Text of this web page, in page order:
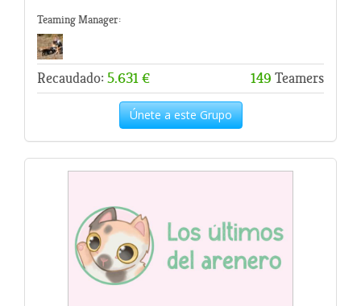
Teaming Manager:
Recaudado: 5.631 € 149 Teamers
Únete a este Grupo